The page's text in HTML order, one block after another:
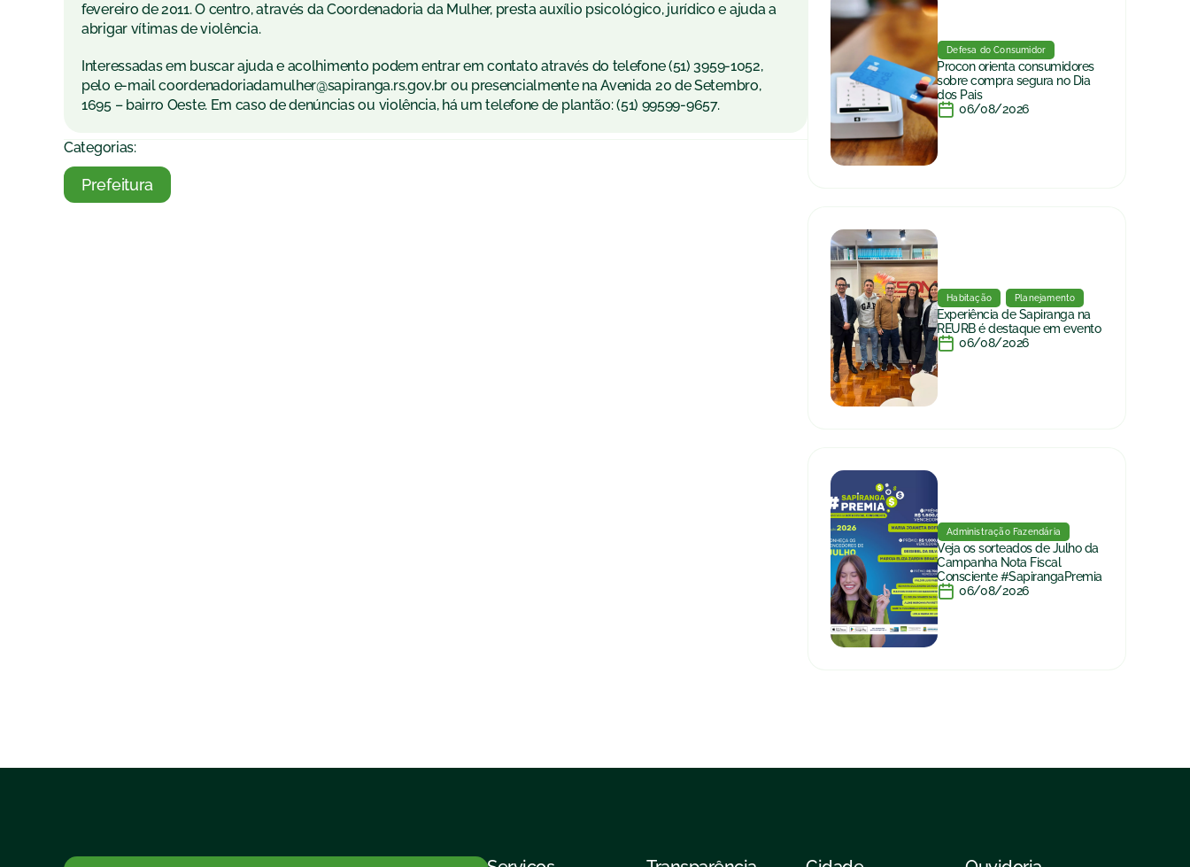
fevereiro de 2011. O centro, através da Coordenadoria da Mulher, presta auxílio psicológico, jurídico e ajuda a
abrigar vítimas de violência.
Interessadas em buscar ajuda e acolhimento podem entrar em contato através do telefone (51) 3959-1052,
pelo e-mail coordenadoriadamulher@sapiranga.rs.gov.br ou presencialmente na Avenida 20 de Setembro,
1695 – bairro Oeste. Em caso de denúncias ou violência, há um telefone de plantão: (51) 99599-9657.
Categorias:
Prefeitura
Defesa do Consumidor
Procon orienta consumidores
sobre compra segura no Dia
dos Pais
06/08/2026
Habitação Planejamento
Experiência de Sapiranga na
REURB é destaque em evento
06/08/2026
Administração Fazendária
Veja os sorteados de Julho da
Campanha Nota Fiscal
Consciente #SapirangaPremia
06/08/2026